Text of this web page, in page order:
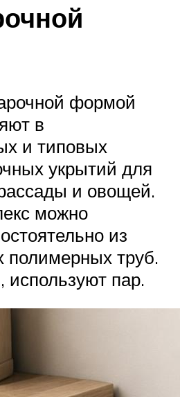
формой
в
и типовых
укрытий для
и овощей.
можно
из
полимерных труб.
используют пар.